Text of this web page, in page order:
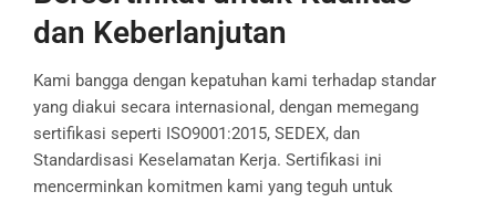
dan Keberlanjutan
Kami bangga dengan kepatuhan kami terhadap standar
yang diakui secara internasional, dengan memegang
sertifikasi seperti ISO9001:2015, SEDEX, dan
Standardisasi Keselamatan Kerja. Sertifikasi ini
mencerminkan komitmen kami yang teguh untuk